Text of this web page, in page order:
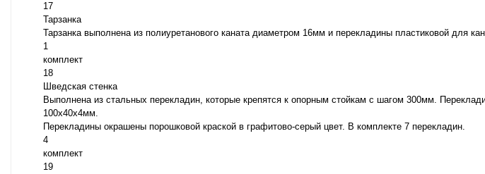
17
Тарзанка
Тарзанка выполнена из полиуретанового каната диаметром 16мм и перекладины пластиковой для
1
комплект
18
Шведская стенка
Выполнена из стальных перекладин, которые крепятся к опорным стойкам с шагом 300мм.
100х40х4мм.
Перекладины окрашены порошковой краской в графитово-серый цвет. В комплекте 7 перекладин.
4
комплект
19